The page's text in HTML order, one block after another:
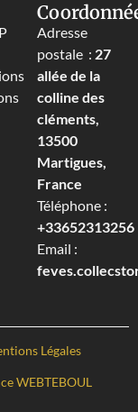
Adresse
postale : 27
allée de la
colline des
cléments,
13500
Martigues,
France
Téléphone :
+33652313256‬
Email :
Légales
WEBTEBOUL